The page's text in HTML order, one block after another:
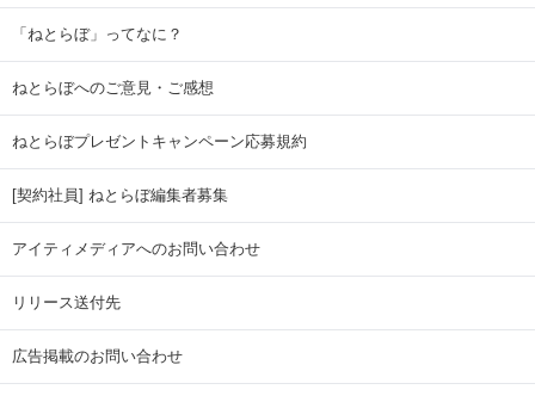
「ねとらぼ」ってなに？
ねとらぼへのご意見・ご感想
ねとらぼプレゼントキャンペーン応募規約
[契約社員] ねとらぼ編集者募集
アイティメディアへのお問い合わせ
リリース送付先
広告掲載のお問い合わせ